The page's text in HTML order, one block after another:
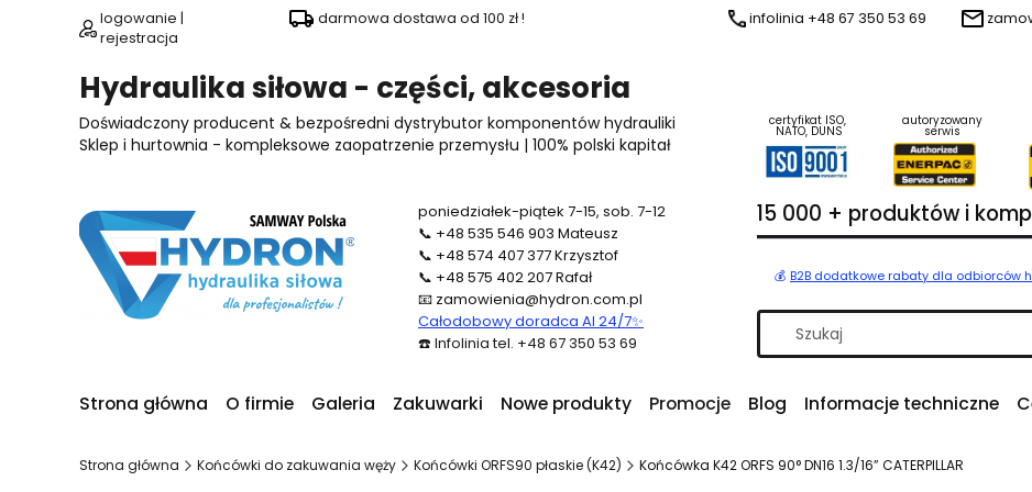
logowanie |
rejestracja
darmowa dostawa od 100 zł ! infolinia +48 67 350 53 69
Hydraulika siłowa - części, akcesoria
Doświadczony producent & bezpośredni dystrybutor komponentów hydrauliki
Sklep i hurtownia - kompleksowe zaopatrzenie przemysłu | 100% polski kapitał
certyfikat ISO,
NATO, DUNS
autoryzowany
serwis
poniedziałek-piątek 7-15, sob. 7-12
📞 +48 535 546 903 Mateusz
📞 +48 574 407 377Krzysztof
📞 +48 575 402 207Rafał
📧 zamowienia@hydron.com.pl
Całodobowy doradca AI 24/7✨
☎️ Infolinia tel. +48 67 350 53 69
15 000 + produktów i
💰 B2B dodatkowe rabaty dla odbiorców
Strona główna O firmie Galeria Zakuwarki Nowe produkty Promocje Blog Informacje techniczne
Strona główna Końcówki do zakuwania węży Końcówki ORFS90 płaskie (K42) Końcówka K42 ORFS 90° DN16 1.3/16” CATERPILLAR